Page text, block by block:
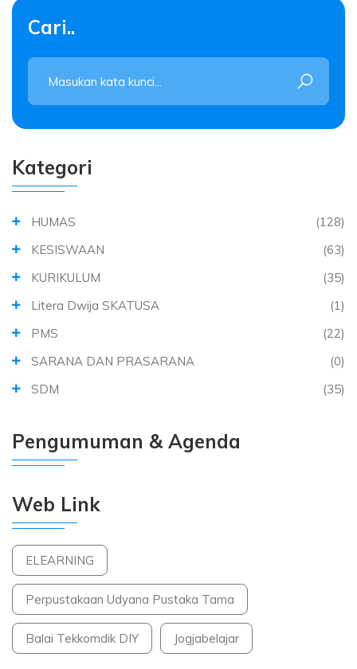
Cari..
Kategori
HUMAS
(128)
KESISWAAN
(63)
KURIKULUM
(35)
Litera Dwija SKATUSA
(1)
PMS
(22)
SARANA DAN PRASARANA
(0)
SDM
(35)
Pengumuman & Agenda
Web Link
ELEARNING
Perpustakaan Udyana Pustaka Tama
Balai Tekkomdik DIY Jogjabelajar